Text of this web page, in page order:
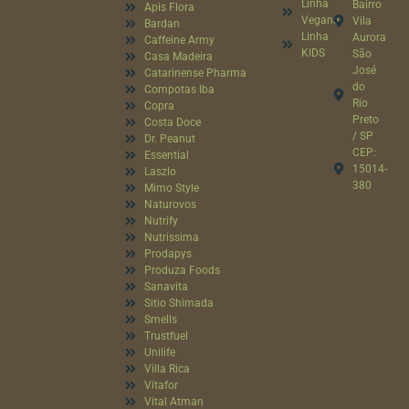
Apis Flora
Bardan
Caffeine Army
Casa Madeira
Catarinense Pharma
Compotas Iba
Copra
Costa Doce
Dr. Peanut
Essential
Laszlo
Mimo Style
Naturovos
Nutrify
Nutrissima
Prodapys
Produza Foods
Sanavita
Sitio Shimada
Smells
Trustfuel
Unilife
Villa Rica
Vitafor
Vital Atman
Linha
Vegana
Linha
KIDS
Bairro
Vila
Aurora
São
José
do
Rio
Preto
/ SP
CEP:
15014-
380